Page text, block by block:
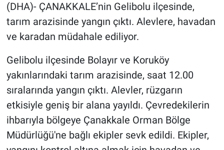
(DHA)- ÇANAKKALE’nin Gelibolu ilçesinde,
tarım arazisinde yangın çıktı. Alevlere, havadan
ve karadan müdahale ediliyor.
Gelibolu ilçesinde Bolayır ve Koruköy
yakınlarındaki tarım arazisinde, saat 12.00
sıralarında yangın çıktı. Alevler, rüzgarın
etkisiyle geniş bir alana yayıldı. Çevredekilerin
ihbarıyla bölgeye Çanakkale Orman Bölge
Müdürlüğü'ne bağlı ekipler sevk edildi. Ekipler,